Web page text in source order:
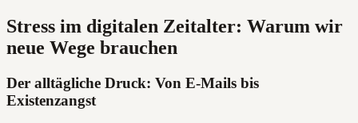
Stress im digitalen Zeitalter: Warum wir
neue Wege brauchen
Der alltägliche Druck: Von E-Mails bis
Existenzangst